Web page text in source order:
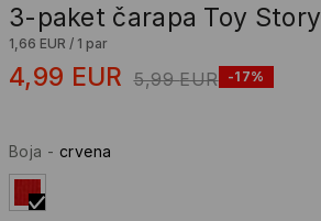
3-paket čarapa Toy Story
1,66 EUR / 1 par
4,99 EUR 5,99 EUR -17%
Boja - crvena